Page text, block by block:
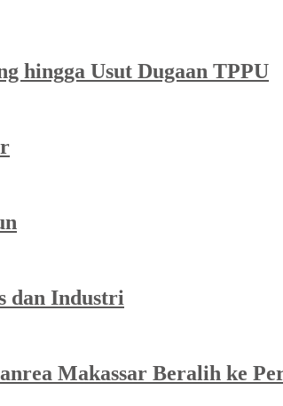
hingga Usut Dugaan TPPU
dan Industri
Makassar Beralih ke